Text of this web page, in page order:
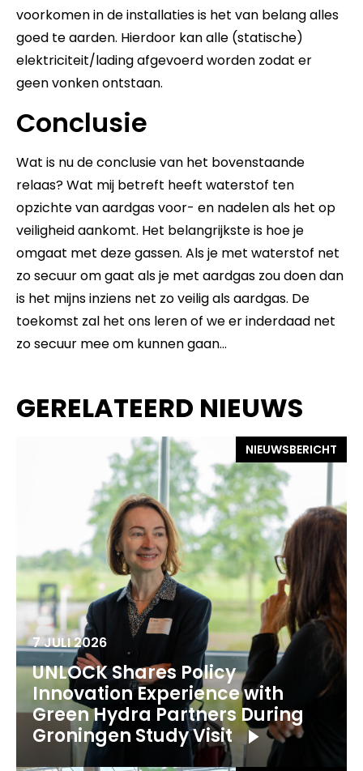
voorkomen in de installaties is het van belang alles
goed te aarden. Hierdoor kan alle (statische)
elektriciteit/lading afgevoerd worden zodat er
geen vonken ontstaan.
Conclusie
Wat is nu de conclusie van het bovenstaande
relaas? Wat mij betreft heeft waterstof ten
opzichte van aardgas voor- en nadelen als het op
veiligheid aankomt. Het belangrijkste is hoe je
omgaat met deze gassen. Als je met waterstof net
zo secuur om gaat als je met aardgas zou doen dan
is het mijns inziens net zo veilig als aardgas. De
toekomst zal het ons leren of we er inderdaad net
zo secuur mee om kunnen gaan…
GERELATEERD NIEUWS
NIEUWSBERICHT
7 JULI 2026
UNLOCK Shares Policy
Innovation Experience with
Green Hydra Partners During
Groningen Study Visit